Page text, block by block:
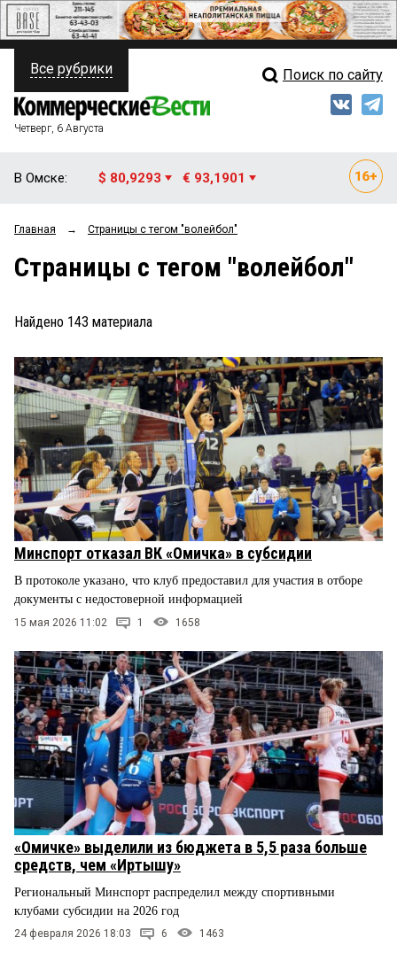
ПОЛИТИКА
ФИНАНСЫ
ОБЩЕСТВО
ЗАКОН
НОВОСТИ КОМПАНИЙ
ПРОИСШЕСТВИЯ
СТИЛЬ ЖИЗНИ
Свежий выпуск
Мнения
Рейтинги
Все рубрики Поиск по сайту
Четверг, 6 Августа
В Омске: $ 80,9293 € 93,1901
Главная → Страницы c тегом "волейбол"
Страницы c тегом "волейбол"
Найдено 143 материала
Минспорт отказал ВК «Омичка» в субсидии
В протоколе указано, что клуб предоставил для участия в отборе
документы с недостоверной информацией
15 мая 2026 11:02 1 1658
«Омичке» выделили из бюджета в 5,5 раза больше
средств, чем «Иртышу»
Региональный Минспорт распределил между спортивными
клубами субсидии на 2026 год
24 февраля 2026 18:03 6 1463